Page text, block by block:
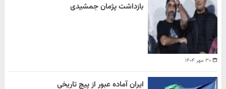
۳۰ مهر ۱۴۰۴
بازداشت پژمان جمشیدی
ایران آماده عبور از پیچ تاریخی